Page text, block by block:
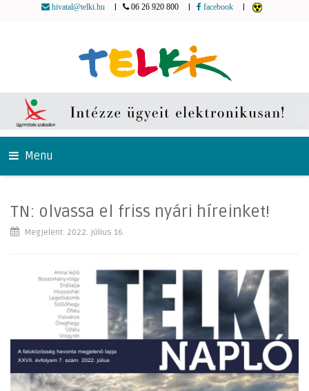
hivatal@telki.hu 06 26 920 800 facebook
Menu
TN: olvassa el friss nyári híreinket!
Megjelent: 2022. július 16.